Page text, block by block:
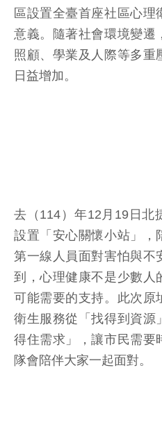
區設置全臺首座社區心理
意義。隨著社會環境變遷
照顧、學業及人際等多重
日益增加。
去（114）年12月19日北
設置「安心關懷小站」，
第一線人員面對害怕與不
到，心理健康不是少數人
可能需要的支持。此次原
衛生服務從「找得到資源
得住需求」，讓市民需要
隊會陪伴大家一起面對。